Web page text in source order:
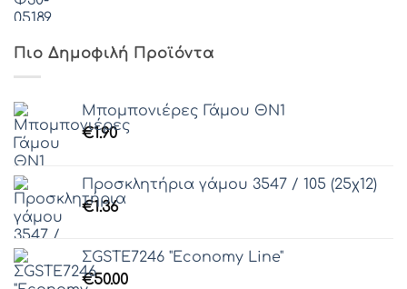
Πιο Δημοφιλή Προϊόντα
Μπομπονιέρες Γάμου ΘΝ1
€1.90
Προσκλητήρια γάμου 3547 / 105 (25χ12)
€1.36
ΣGSTE7246 "Economy Line"
€50.00